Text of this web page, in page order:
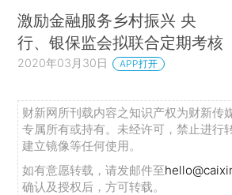
激励金融服务乡村振兴 央
行、银保监会拟联合定期考核
2020年03月30日 APP打开
财新网所刊载内容之知识产权为财新传
专属所有或持有。未经许可，禁止进行
建立镜像等任何使用。
如有意愿转载，请发邮件至
确认及授权后，方可转载。